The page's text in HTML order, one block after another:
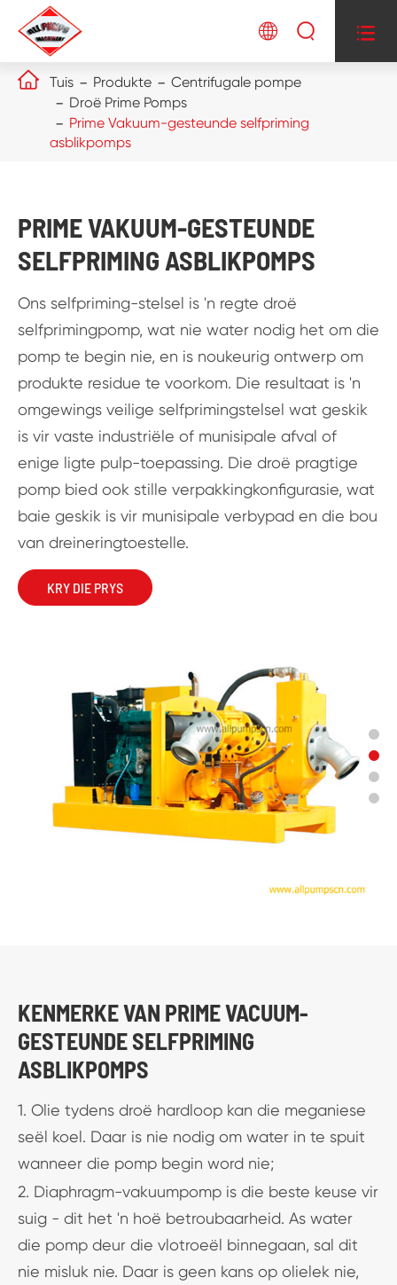
  
 Tuis Produkte
Centrifugale pompe
Droë Prime Pomps
Prime Vakuum-gesteunde selfpriming
asblikpomps
PRIME VAKUUM-GESTEUNDE
SELFPRIMING ASBLIKPOMPS
Ons selfpriming-stelsel is 'n regte droë
selfprimingpomp, wat nie water nodig het om die
pomp te begin nie, en is noukeurig ontwerp om
produkte residue te voorkom. Die resultaat is 'n
omgewings veilige selfprimingstelsel wat geskik
is vir vaste industriële of munisipale afval of
enige ligte pulp-toepassing. Die droë pragtige
pomp bied ook stille verpakkingkonfigurasie, wat
baie geskik is vir munisipale verbypad en die bou
van dreineringtoestelle.
KRY DIE PRYS
KENMERKE VAN PRIME VACUUM-
GESTEUNDE SELFPRIMING
ASBLIKPOMPS
1. Olie tydens droë hardloop kan die meganiese
seël koel. Daar is nie nodig om water in te spuit
wanneer die pomp begin word nie;
2. Diaphragm-vakuumpomp is die beste keuse vir
suig - dit het 'n hoë betroubaarheid. As water
die pomp deur die vlotroeël binnegaan, sal dit
nie misluk nie. Daar is geen kans op olielek nie,